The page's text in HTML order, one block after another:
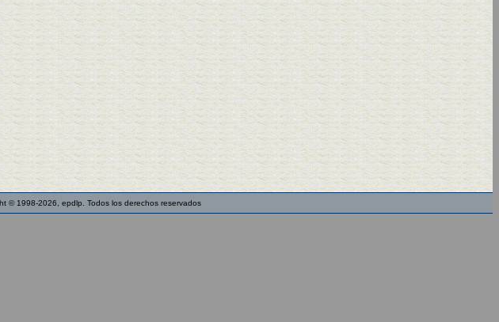
© 1998-2026, epdlp. Todos los derechos reservados